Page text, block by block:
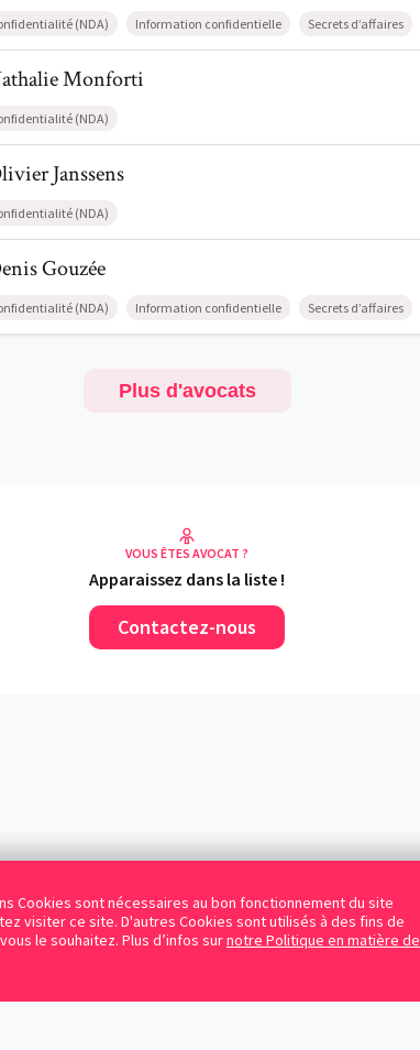
Cookies sont nécessaires au bon fonctionnement du site
visiter ce site. D'autres Cookies sont utilisés à des fins de
le souhaitez. Plus d’infos surnotre Politique en matière de
(NDA) Information confidentielle Secrets d’affaires
Monforti
Monforti
(NDA)
Janssens
Janssens
(NDA)
Gouzée
Gouzée
(NDA) Information confidentielle Secrets d’affaires
Plus d'avocats
VOUS ÊTES AVOCAT ?
Apparaissez dans la liste !
Contactez-nous